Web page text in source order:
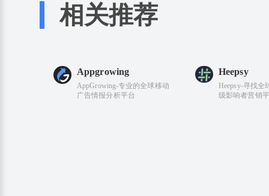
相关推荐
Appgrowing
AppGrowing-专业的全球移动
广告情报分析平台
Heepsy
Heepsy-寻找全
级影响者营销